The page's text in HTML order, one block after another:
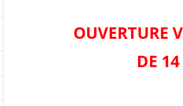
OUVERTURE
DE